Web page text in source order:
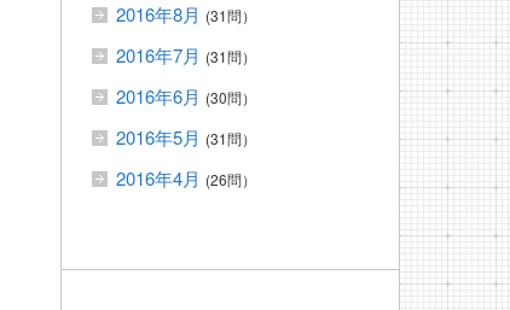
2016年8月 (31問）
2016年7月 (31問）
2016年6月 (30問）
2016年5月 (31問）
2016年4月 (26問）